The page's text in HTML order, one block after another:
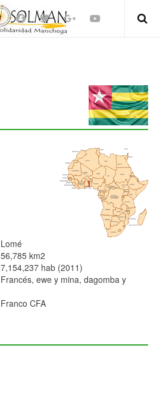
Lomé
56,785 km2
7,154,237 hab (2011)
Francés, ewe y mina, dagomba y
Franco CFA